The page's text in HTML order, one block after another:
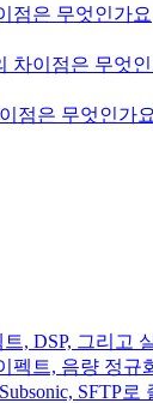
점은 무엇인가요
차이점은 무엇
점은 무엇인가
, DSP, 그리고
펙트, 음량 정
SFTP